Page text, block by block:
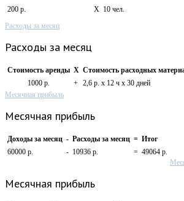
200 р. X 10 чел.
Расходы за месяц
Расходы за месяц
Стоимость аренды X Стоимость расходных
1000 р.
+ 2,6 р. х 12 ч х 30 дней
Месячная прибыль
Месячная прибыль
Доходы за месяц - Расходы за месяц = Итог
60000 р.
- 10936 р. = 49064 р.
Месячная прибыль